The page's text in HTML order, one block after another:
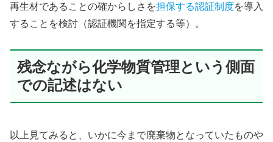
再生材であることの確からしさを担保する認証制度を導入
することを検討（認証機関を指定する等）。
残念ながら化学物質管理という側面
での記述はない
以上見てみると、いかに今まで廃棄物となっていたものや